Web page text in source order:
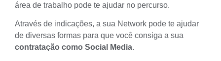
área de trabalho pode te ajudar no percurso.
Através de indicações, a sua Network pode te ajudar
de diversas formas para que você consiga a sua
contratação como Social Media.